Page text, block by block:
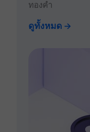
ทองคำ
ดูทั้งหมด